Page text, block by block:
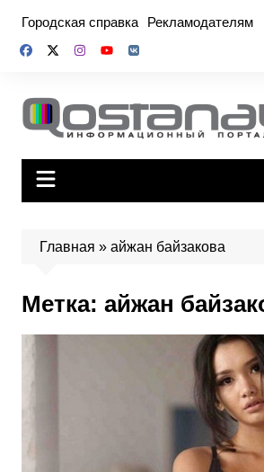
содержимому
Городская справка Рекламодателям
Главная » айжан байзакова
Метка: айжан